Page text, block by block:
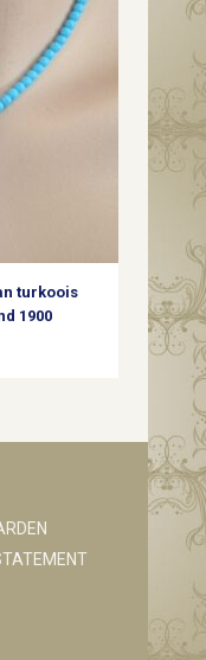
turkoois
1900